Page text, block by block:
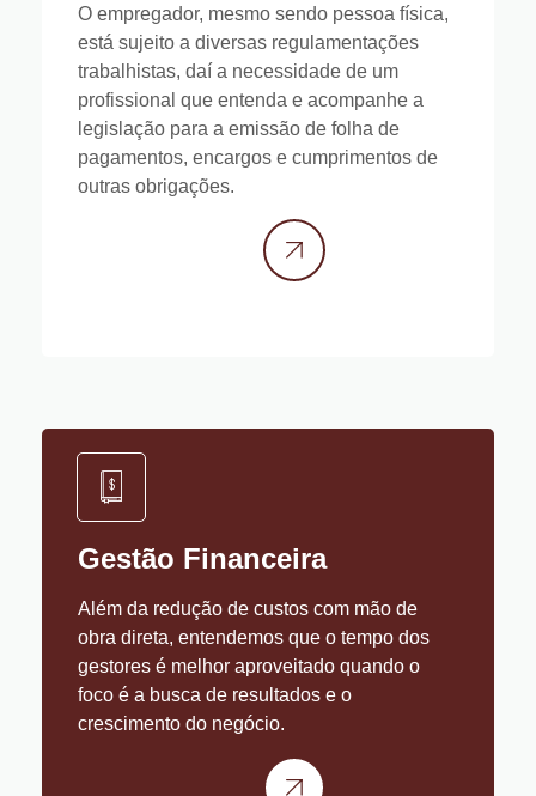
O empregador, mesmo sendo pessoa física,
está sujeito a diversas regulamentações
trabalhistas, daí a necessidade de um
profissional que entenda e acompanhe a
legislação para a emissão de folha de
pagamentos, encargos e cumprimentos de
outras obrigações.
Gestão Financeira
Além da redução de custos com mão de
obra direta, entendemos que o tempo dos
gestores é melhor aproveitado quando o
foco é a busca de resultados e o
crescimento do negócio.